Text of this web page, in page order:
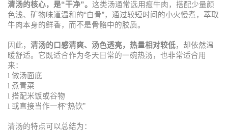
清汤的核心，是“干净”。 这类汤通常选用瘦牛肉，搭配少量颜
色浅、矿物味道温和的“白骨”，通过较短时间的小火慢煮，萃取
牛肉本身的鲜香，而不是骨骼中的胶质。
因此， 清汤的口感清爽、汤色透亮，热量相对较低，却依然温
暖舒适。它既适合作为冬天日常的一碗热汤，也非常适合用
来：
l 做汤面底
l 煮青菜
l 搭配米饭或谷物
l 或直接当作一杯“热饮”
清汤的特点可以总结为：